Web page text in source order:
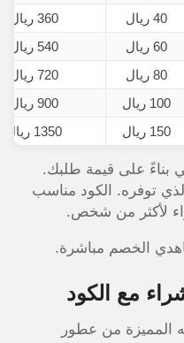
40 ريال
360 ريال
60 ريال
540 ريال
80 ريال
720 ريال
100 ريال
900 ريال
150 ريال 1350 ريال
بناءً على قيمة طلبك.
توفره. الكود مناسب
لأكثر من شخص.
الخصم مباشرة.
مع الكود
المميزة من عطور